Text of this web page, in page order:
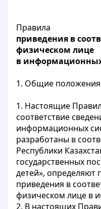
Правила
приведения в
физическом лице
в
1. Общие положения
1. Настоящие
соответствие
информационных
разработаны в
Республики
государственных
детей», определяют
приведения в
физическом лице в
2. В настоящих